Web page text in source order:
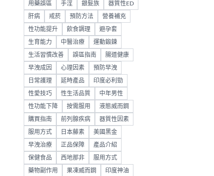
用藥誤區 手淫 銀髮族 器質性ED
肝病 戒菸 預防方法 營養補充
性功能提升 飲食調理 避孕套
生育能力 中醫治療 運動鍛鍊
生活習慣改善 誤區指南 腸道健康
早洩成因 心理因素 預防早洩
日常護理 延時產品 印度必利勁
性愛技巧 性生活品質 中年男性
性功能下降 按需服用 液態威而鋼
購買指南 前列腺疾病 器質性因素
服用方式 日本藤素 美國黑金
早洩治療 正品保障 產品介紹
保健食品 西地那非 服用方式
藥物副作用 果凍威而鋼 印度神油